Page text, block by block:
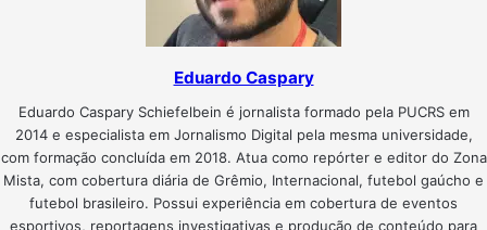
Eduardo Caspary
Eduardo Caspary Schiefelbein é jornalista formado pela PUCRS em
2014 e especialista em Jornalismo Digital pela mesma universidade,
com formação concluída em 2018. Atua como repórter e editor do Zona
Mista, com cobertura diária de Grêmio, Internacional, futebol gaúcho e
futebol brasileiro. Possui experiência em cobertura de eventos
esportivos, reportagens investigativas e produção de conteúdo para